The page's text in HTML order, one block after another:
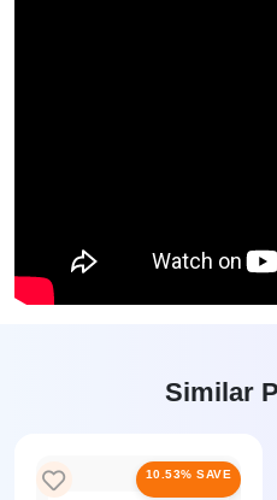
Similar
10.53% SAVE